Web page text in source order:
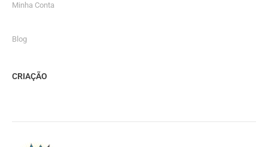
Minha Conta
Blog
CRIAÇÃO